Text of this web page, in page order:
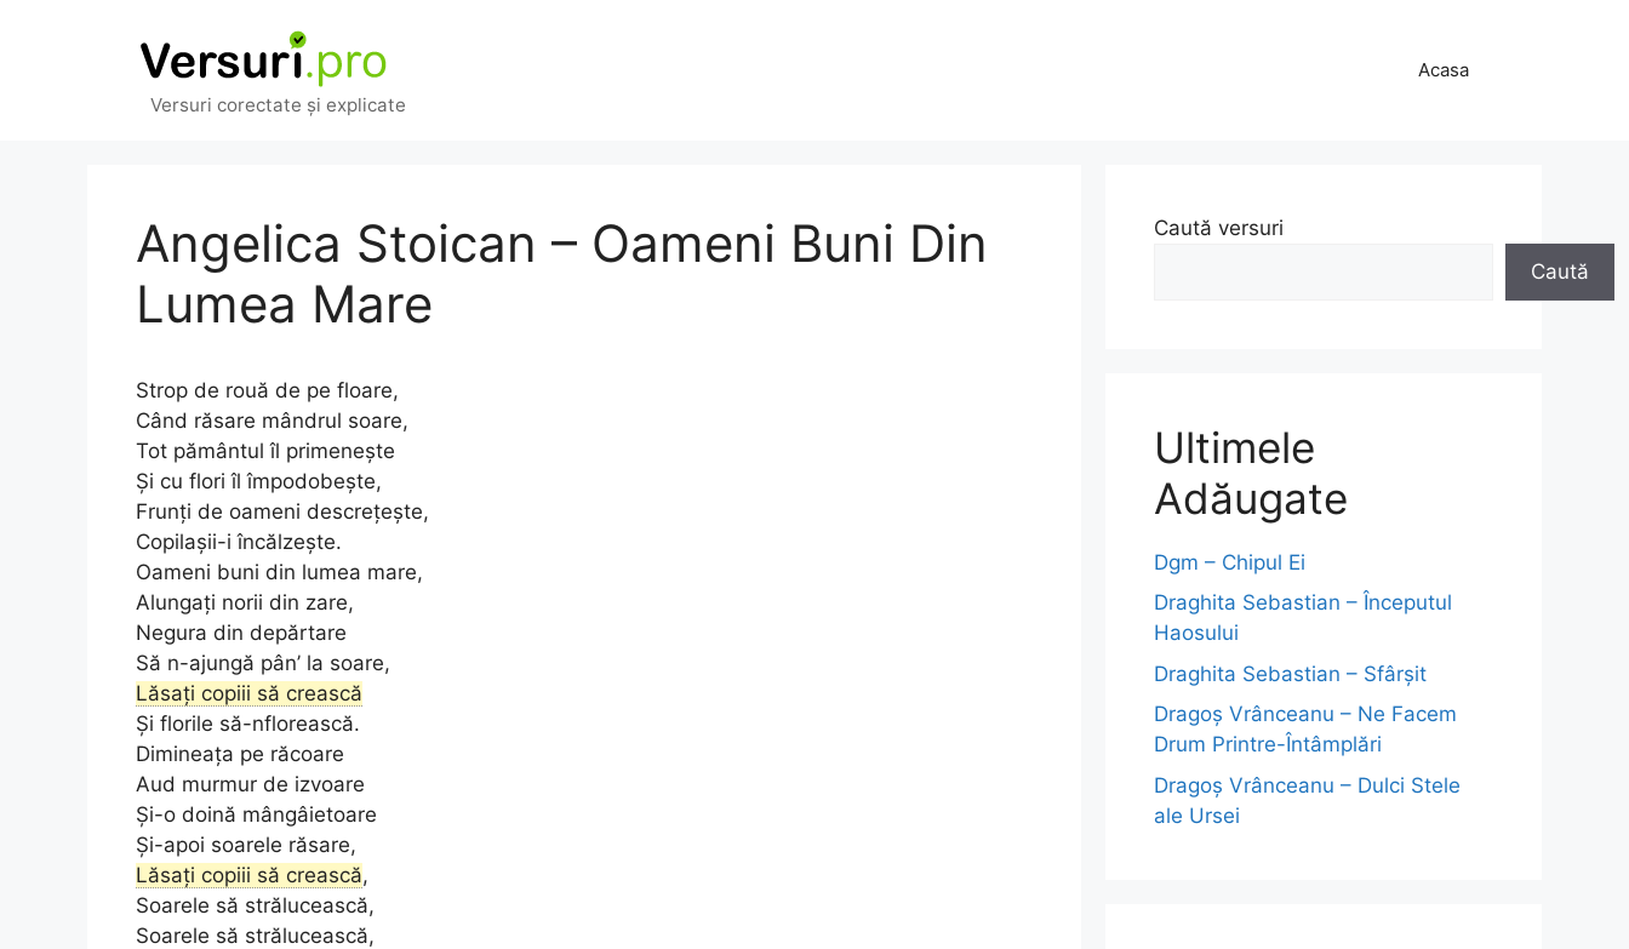
Versuri corectate și explicate
Acasa
Angelica Stoican – Oameni Buni Din
Lumea Mare
Strop de rouă de pe floare,
Când răsare mândrul soare,
Tot pământul îl primenește
Și cu flori îl împodobește,
Frunți de oameni descrețește,
Copilașii-i încălzește.
Oameni buni din lumea mare,
Alungați norii din zare,
Negura din depărtare
Să n-ajungă pân’ la soare,
Lăsați copiii să crească
Și florile să-nflorească.
Dimineața pe răcoare
Aud murmur de izvoare
Și-o doină mângâietoare
Și-apoi soarele răsare,
Lăsați copiii să crească,
Soarele să strălucească,
Soarele să strălucească,
Caută versuri
Caută
Ultimele
Adăugate
Dgm – Chipul Ei
Draghita Sebastian – Începutul
Haosului
Draghita Sebastian – Sfârșit
Dragoş Vrânceanu – Ne Facem
Drum Printre-Întâmplări
Dragoş Vrânceanu – Dulci Stele
ale Ursei